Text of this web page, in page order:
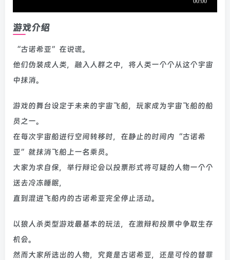
游戏介绍
“古诺希亚”在说谎。
他们伪装成人类，融入人群之中，将人类一个个从这个宇宙
中抹消。
游戏的舞台设定于未来的宇宙飞船，玩家成为宇宙飞船的船
员之一。
在每次宇宙船进行空间转移时，在静止的时间内“古诺希
亚”就抹消飞船上一名乘员。
大家为求自保，举行辩论会以投票形式将可疑的人物一个个
送去冷冻睡眠，
直到混进飞船内的古诺希亚完全停止活动。
以狼人杀类型游戏最基本的玩法，在激辩和投票中争取生存
机会。
然而大家所选出的人物，究竟是古诺希亚，还是可怜的替罪